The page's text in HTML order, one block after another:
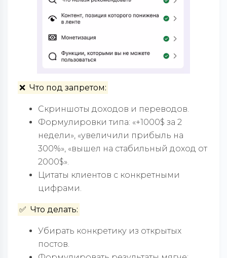
❌Что под запретом:
Скриншоты доходов и переводов.
Формулировки типа: «+1000$ за 2
недели», «увеличили прибыль на
300%», «вышел на стабильный доход от
2000$».
Цитаты клиентов с конкретными
цифрами.
✅ Что делать:
Убирать конкретику из открытых
постов.